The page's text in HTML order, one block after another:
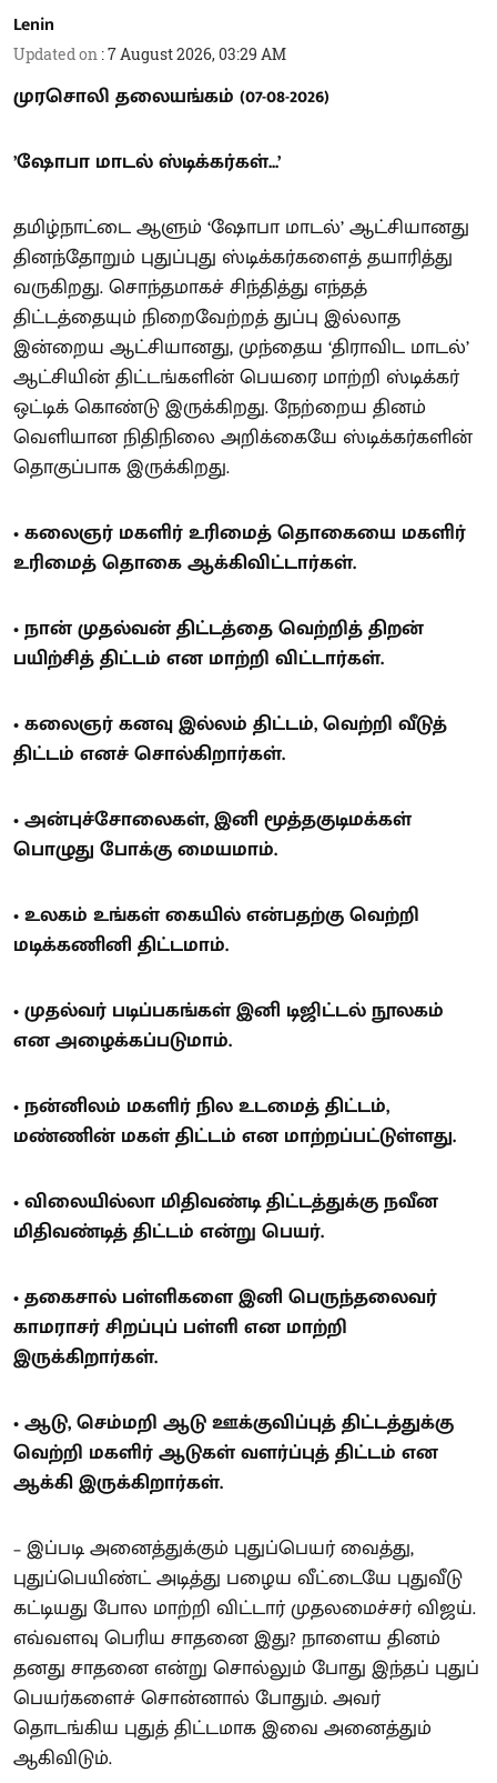
Lenin
Updated on :7 August 2026, 03:29 AM
முரசொலி தலையங்கம் (07-08-2026)
’ஷோபா மாடல் ஸ்டிக்கர்கள்...’
தமிழ்நாட்டை ஆளும் ‘ஷோபா மாடல்’ ஆட்சியானது
தினந்தோறும் புதுப்புது ஸ்டிக்கர்களைத் தயாரித்து
வருகிறது. சொந்தமாகச் சிந்தித்து எந்தத்
திட்டத்தையும் நிறைவேற்றத் துப்பு இல்லாத
இன்றைய ஆட்சியானது, முந்தைய ‘திராவிட மாடல்’
ஆட்சியின் திட்டங்களின் பெயரை மாற்றி ஸ்டிக்கர்
ஒட்டிக் கொண்டு இருக்கிறது. நேற்றைய தினம்
வெளியான நிதிநிலை அறிக்கையே ஸ்டிக்கர்களின்
தொகுப்பாக இருக்கிறது.
• கலைஞர் மகளிர் உரிமைத் தொகையை மகளிர்
உரிமைத் தொகை ஆக்கிவிட்டார்கள்.
• நான் முதல்வன் திட்டத்தை வெற்றித் திறன்
பயிற்சித் திட்டம் என மாற்றி விட்டார்கள்.
• கலைஞர் கனவு இல்லம் திட்டம், வெற்றி வீடுத்
திட்டம் எனச் சொல்கிறார்கள்.
• அன்புச்சோலைகள், இனி மூத்தகுடிமக்கள்
பொழுது போக்கு மையமாம்.
• உலகம் உங்கள் கையில் என்பதற்கு வெற்றி
மடிக்கணினி திட்டமாம்.
• முதல்வர் படிப்பகங்கள் இனி டிஜிட்டல் நூலகம்
என அழைக்கப்படுமாம்.
• நன்னிலம் மகளிர் நில உடமைத் திட்டம்,
மண்ணின் மகள் திட்டம் என மாற்றப்பட்டுள்ளது.
• விலையில்லா மிதிவண்டி திட்டத்துக்கு நவீன
மிதிவண்டித் திட்டம் என்று பெயர்.
• தகைசால் பள்ளிகளை இனி பெருந்தலைவர்
காமராசர் சிறப்புப் பள்ளி என மாற்றி
இருக்கிறார்கள்.
• ஆடு, செம்மறி ஆடு ஊக்குவிப்புத் திட்டத்துக்கு
வெற்றி மகளிர் ஆடுகள் வளர்ப்புத் திட்டம் என
ஆக்கி இருக்கிறார்கள்.
– இப்படி அனைத்துக்கும் புதுப்பெயர் வைத்து,
புதுப்பெயிண்ட் அடித்து பழைய வீட்டையே புதுவீடு
கட்டியது போல மாற்றி விட்டார் முதலமைச்சர் விஜய்.
எவ்வளவு பெரிய சாதனை இது? நாளைய தினம்
தனது சாதனை என்று சொல்லும் போது இந்தப் புதுப்
பெயர்களைச் சொன்னால் போதும். அவர்
தொடங்கிய புதுத் திட்டமாக இவை அனைத்தும்
ஆகிவிடும்.